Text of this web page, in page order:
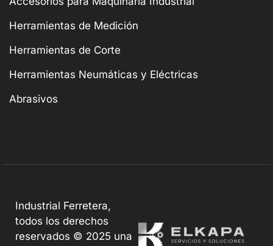
Herramientas de Medición
Herramientas de Corte
Herramientas Neumáticas y Eléctricas
Abrasivos
Industrial Ferretera,
todos los derechos
reservados © 2025 una